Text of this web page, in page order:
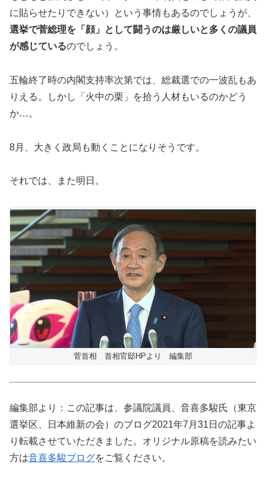
に貼らせたりできない）という事情もあるのでしょうが、
選挙で菅総理を「顔」として闘うのは厳しいと多くの議員
が感じているのでしょう。
五輪終了時の内閣支持率次第では、総裁選での一波乱もあ
りえる。しかし「火中の栗」を拾う人材もいるのかどう
か…。
8月、大きく政局も動くことになりそうです。
それでは、また明日。
菅首相 首相官邸HPより 編集部
編集部より：この記事は、参議院議員、音喜多駿氏（東京
選挙区、日本維新の会）のブログ2021年7月31日の記事よ
り転載させていただきました。オリジナル原稿を読みたい
方は音喜多駿ブログをご覧ください。